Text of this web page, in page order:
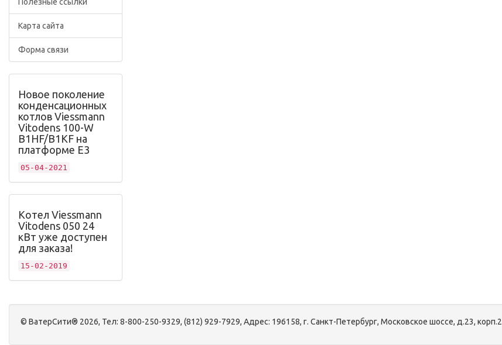
Карта сайта
Форма связи
Новое поколение
конденсационных
котлов Viessmann
Vitodens 100-W
B1HF/B1KF на
платформе Е3
05-04-2021
Котел Viessmann
Vitodens 050 24
кВт уже доступен
для заказа!
15-02-2019
© ВатерСити® 2026, Тел: 8-800-250-9329, (812) 929-7929, Адрес: 196158, г. Санкт-Петербург, Московское шоссе, д.23, корп.2